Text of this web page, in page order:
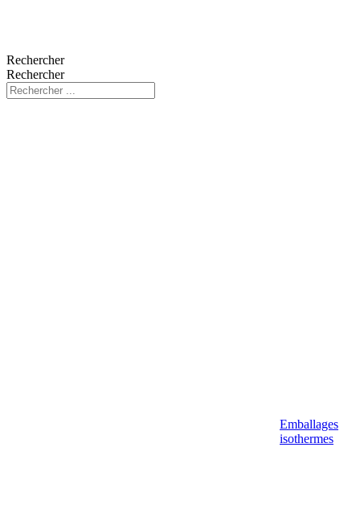
Rechercher
Rechercher
Emballages
isothermes